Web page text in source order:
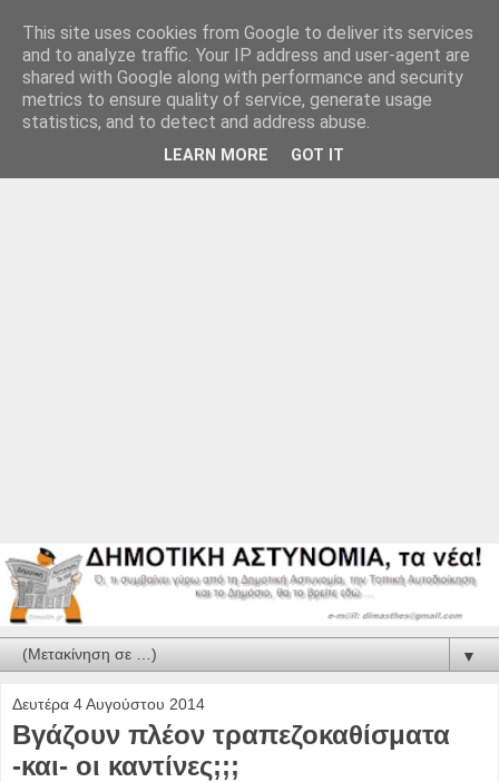
▼
Δευτέρα 4 Αυγούστου 2014
Βγάζουν πλέον τραπεζοκαθίσματα
-και- οι καντίνες;;;
This site uses cookies from Google to deliver its services
and to analyze traffic. Your IP address and user-agent are
shared with Google along with performance and security
metrics to ensure quality of service, generate usage
statistics, and to detect and address abuse.
LEARN MORE GOT IT